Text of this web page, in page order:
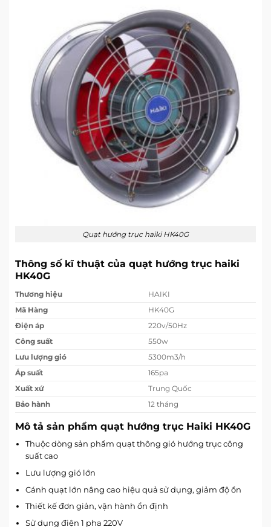
Quạt hướng trục haiki HK40G
Thông số kĩ thuật của quạt hướng trục haiki
HK40G
Thương hiệu
HAIKI
Mã Hàng
HK40G
Điện áp
220v/50Hz
Công suất
550w
Lưu lượng gió
5300m3/h
Áp suất
165pa
Xuất xứ
Trung Quốc
Bảo hành
12 tháng
Mô tả sản phẩm quạt hướng trục Haiki HK40G
Thuộc dòng sản phẩm quạt thông gió hướng trục công
suất cao
Lưu lượng gió lớn
Cánh quạt lớn nâng cao hiệu quả sử dụng, giảm độ ồn
Thiết kế đơn giản, vận hành ổn định
Sử dụng điện 1 pha 220V